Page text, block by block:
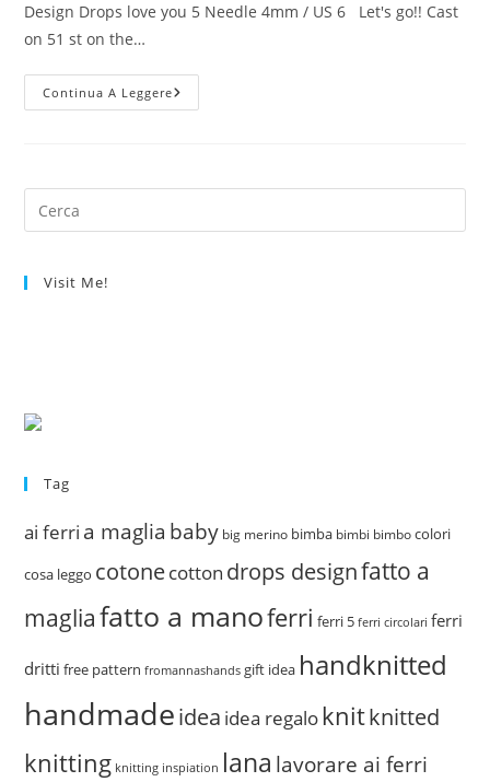
Design Drops love you 5 Needle 4mm / US 6 Let's go!! Cast
on 51 st on the…
Continua A LeggereGirl’s
Gilet
Visit Me!
Tag
ai ferri a maglia baby big merino bimba bimbi bimbo colori
cosa leggo cotonecotton drops designfatto a
magliafatto a manoferri ferri 5 ferri circolari ferri
dritti free pattern fromannashands gift idea handknitted
handmadeidea idea regalo knitknitted
knitting knitting inspiation lana lavorare ai ferri